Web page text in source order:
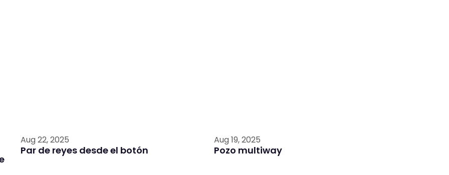
Aug 22, 2025
Par de reyes desde el botón
Aug 19, 2025
Pozo multiway